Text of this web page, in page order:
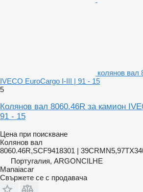
колянов вал
IVECO EuroCargo I-III | 91 - 15
5
Колянов вал 8060.46R за камион
91 - 15
Цена при поискване
Колянов вал
8060.46R,SCF9418301 |
Португалия, ARGONCILHE
Manaiacar
Свържете се с продавача